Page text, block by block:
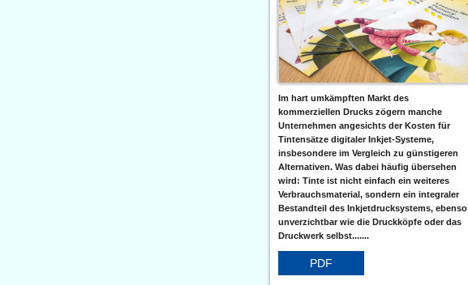
Im hart umkämpften Markt des
kommerziellen Drucks zögern manche
Unternehmen angesichts der Kosten für
Tintensätze digitaler Inkjet-Systeme,
insbesondere im Vergleich zu günstigeren
Alternativen. Was dabei häufig übersehen
wird: Tinte ist nicht einfach ein weiteres
Verbrauchsmaterial, sondern ein integraler
Bestandteil des Inkjetdrucksystems, ebenso
unverzichtbar wie die Druckköpfe oder das
Druckwerk selbst.......
PDF